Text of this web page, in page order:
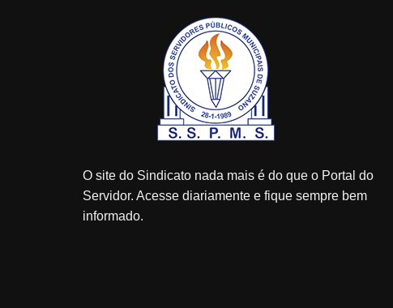
O site do Sindicato nada mais é do que o Portal do
Servidor. Acesse diariamente e fique sempre bem
informado.